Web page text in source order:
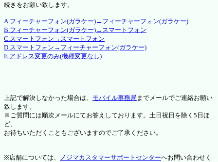
続きをお願い致します。
A.フィーチャーフォン(ガラケー)→フィーチャーフォン(ガラケー)
B.フィーチャーフォン(ガラケー)→スマートフォン
C.スマートフォン→スマートフォン
D.スマートフォン→フィーチャーフォン(ガラケー)
E.アドレス変更のみ(機種変更なし)
上記で解決しなかった場合は、 モバイル事務局 までメールでご連絡お願い
致します。
※ご質問には順次メールにてお答えしております。土日祝日を除く5日ほ
ど、
お待ちいただくこともございますのでご了承ください。
※店舗については、 ノジマカスタマーサポートセンターへお問い合わせく